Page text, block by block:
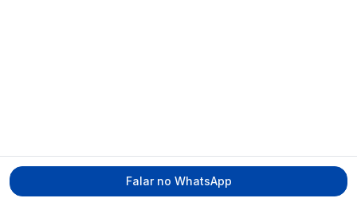
Falar no WhatsApp